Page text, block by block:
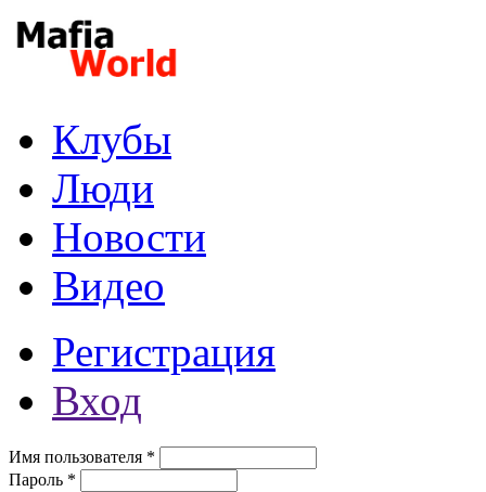
Перейти к основному содержанию
Клубы
Люди
Новости
Видео
Регистрация
Вход
Имя пользователя *
Пароль *